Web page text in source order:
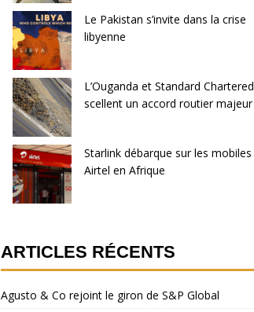
Le Pakistan s’invite dans la crise
libyenne
L’Ouganda et Standard Chartered
scellent un accord routier majeur
Starlink débarque sur les mobiles
Airtel en Afrique
ARTICLES RÉCENTS
Agusto & Co rejoint le giron de S&P Global